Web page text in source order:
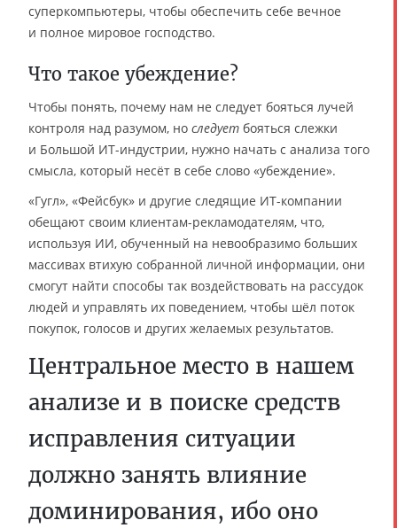
суперкомпьютеры, чтобы обеспечить себе вечное
и полное мировое господство.
Что такое убеждение?
Чтобы понять, почему нам не следует бояться лучей
контроля над разумом, но следует бояться слежки
и Большой ИТ-индустрии, нужно начать с анализа того
смысла, который несёт в себе слово «убеждение».
«Гугл», «Фейсбук» и другие следящие ИТ-компании
обещают своим клиентам-рекламодателям, что,
используя ИИ, обученный на невообразимо больших
массивах втихую собранной личной информации, они
смогут найти способы так воздействовать на рассудок
людей и управлять их поведением, чтобы шёл поток
покупок, голосов и других желаемых результатов.
Центральное место в нашем
анализе и в поиске средств
исправления ситуации
должно занять влияние
доминирования, ибо оно